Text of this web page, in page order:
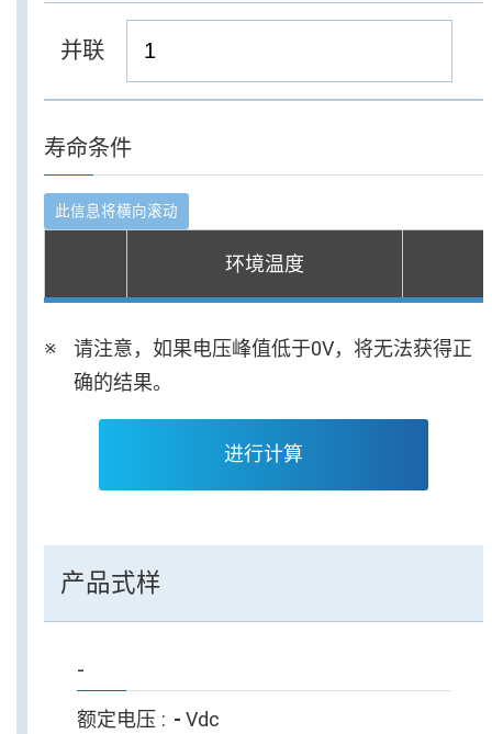
并联
寿命条件
环境温度
请注意，如果电压峰值低于0V，将无法获得正
确的结果。
进行计算
产品式样
-
额定电压 - Vdc